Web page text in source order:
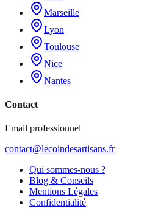
Marseille
Lyon
Toulouse
Nice
Nantes
Contact
Email professionnel
contact@lecoindesartisans.fr
Qui sommes-nous ?
Blog & Conseils
Mentions Légales
Confidentialité